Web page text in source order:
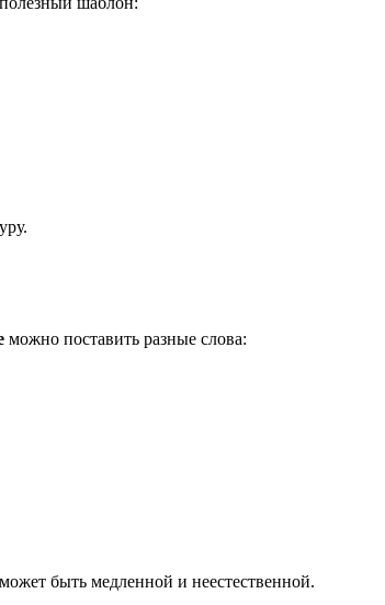
можно поставить разные слова:
быть медленной и неестественной.